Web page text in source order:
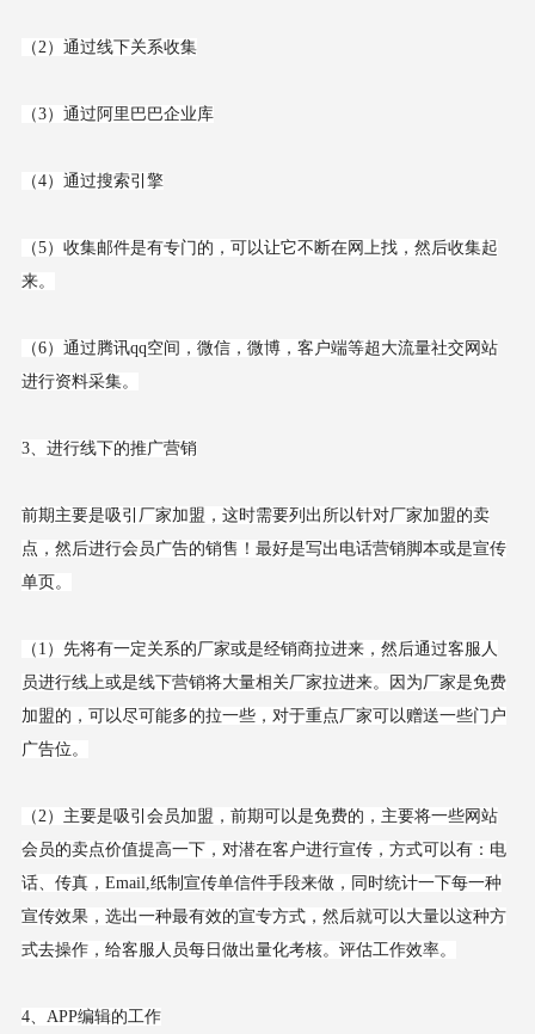
（2）通过线下关系收集
（3）通过阿里巴巴企业库
（4）通过搜索引擎
（5）收集邮件是有专门的，可以让它不断在网上找，然后收集起
来。
（6）通过腾讯qq空间，微信，微博，客户端等超大流量社交网站
进行资料采集。
3、进行线下的推广营销
前期主要是吸引厂家加盟，这时需要列出所以针对厂家加盟的卖
点，然后进行会员广告的销售！最好是写出电话营销脚本或是宣传
单页。
（1）先将有一定关系的厂家或是经销商拉进来，然后通过客服人
员进行线上或是线下营销将大量相关厂家拉进来。因为厂家是免费
加盟的，可以尽可能多的拉一些，对于重点厂家可以赠送一些门户
广告位。
（2）主要是吸引会员加盟，前期可以是免费的，主要将一些网站
会员的卖点价值提高一下，对潜在客户进行宣传，方式可以有：电
话、传真，Email,纸制宣传单信件手段来做，同时统计一下每一种
宣传效果，选出一种最有效的宣专方式，然后就可以大量以这种方
式去操作，给客服人员每日做出量化考核。评估工作效率。
4、APP编辑的工作